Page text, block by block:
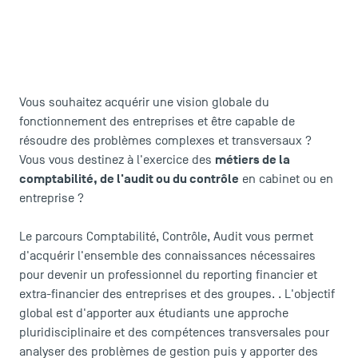
Vous souhaitez acquérir une vision globale du
fonctionnement des entreprises et être capable de
résoudre des problèmes complexes et transversaux ?
Vous vous destinez à l'exercice des métiers de la
comptabilité, de l'audit ou du contrôle en cabinet ou en
entreprise ?
Le parcours Comptabilité, Contrôle, Audit vous permet
d'acquérir l'ensemble des connaissances nécessaires
pour devenir un professionnel du reporting financier et
extra-financier des entreprises et des groupes. . L'objectif
global est d'apporter aux étudiants une approche
pluridisciplinaire et des compétences transversales pour
analyser des problèmes de gestion puis y apporter des